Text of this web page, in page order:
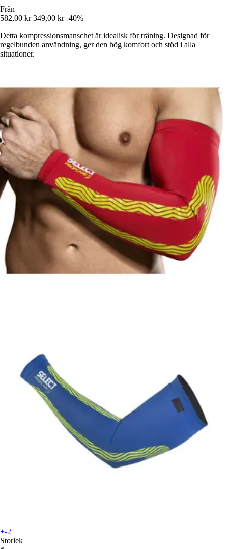
Från
582,00 kr 349,00 kr -40%
Detta kompressionsmanschet är idealisk för träning. Designad för
regelbunden användning, ger den hög komfort och stöd i alla
situationer.
+-2
Storlek